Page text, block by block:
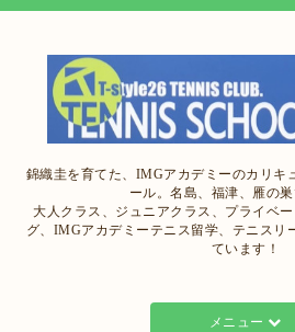
錦織圭を育てた、IMGアカデミーのカリキ
ール。名島、福津、雁の巣
大人クラス、ジュニアクラス、プライベ
グ、IMGアカデミーテニス留学、テニスリ
ています！
メニュー